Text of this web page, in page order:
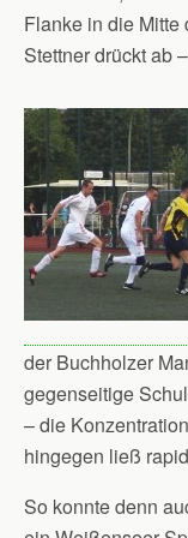
Flanke in die Mitte
Stettner drückt ab
der Buchholzer
gegenseitige
– die
hingegen ließ
So konnte denn